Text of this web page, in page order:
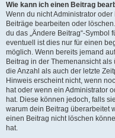
Wie kann ich einen Beitrag
Wenn du nicht Administrator
Beiträge bearbeiten oder
du das „Ändere Beitrag“-Symbol
eventuell ist dies nur für einen
möglich. Wenn bereits jemand
Beitrag in der Themenansicht
die Anzahl als auch der letzte
Hinweis erscheint nicht, wenn
hat oder wenn ein Administrator
hat. Diese können jedoch, falls
warum dein Beitrag überarbeitet
einen Beitrag nicht löschen
hat.